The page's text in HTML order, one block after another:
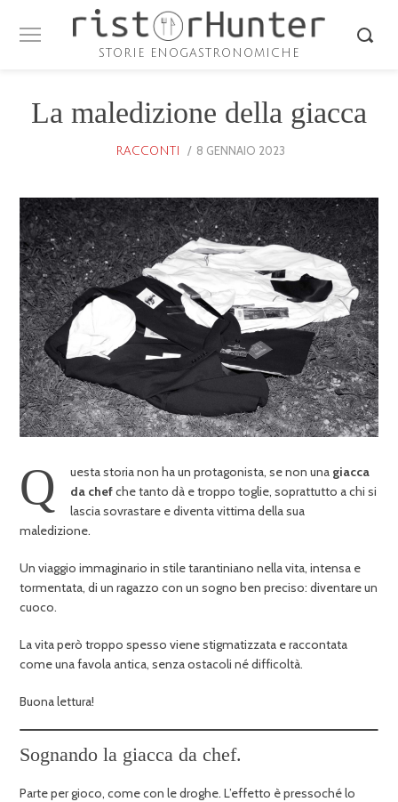
STORIE ENOGASTRONOMICHE
La maledizione della giacca
RACCONTI
POSTED
8 GENNAIO 2023
Q uesta storia non ha un protagonista, se non una giacca
da chefche tanto dà e troppo toglie, soprattutto a chi si
lascia sovrastare e diventa vittima della sua
maledizione.
Un viaggio immaginario in stile tarantiniano nella vita, intensa e
tormentata, di un ragazzo con un sogno ben preciso: diventare un
cuoco.
La vita però troppo spesso viene stigmatizzata e raccontata
come una favola antica, senza ostacoli né difficoltà.
Buona lettura!
Sognando la giacca da chef.
Parte per gioco, come con le droghe. L’effetto è pressoché lo